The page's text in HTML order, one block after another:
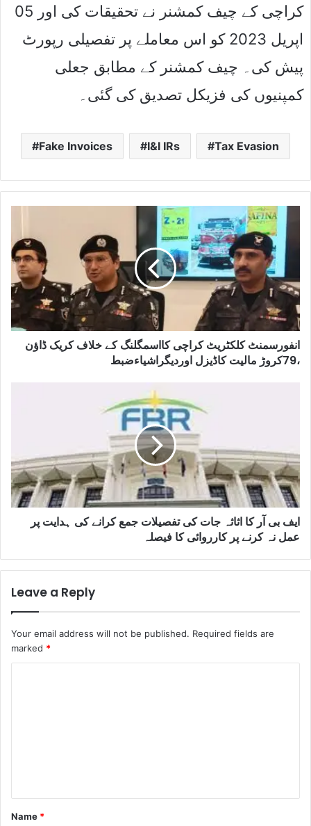
کراچی کے چیف کمشنر نے تحقیقات کی اور 05
اپریل 2023 کو اس معاملے پر تفصیلی رپورٹ
پیش کی۔ چیف کمشنر کے مطابق جعلی
کمپنیوں کی فزیکل تصدیق کی گئی۔
Fake Invoices I&I IRs Tax Evasion
انفورسمنٹ کلکٹریٹ کراچی کااسمگلنگ کے خلاف کریک ڈاﺅن
،79کروڑ مالیت کاڈیزل اوردیگراشیاءضبط
ایف بی آر کا اثاثہ جات کی تفصیلات جمع کرانے کی ہدایت پر
عمل نہ کرنے پر کارروائی کا فیصلہ
Leave a Reply
Your email address will not be published. Required fields are
marked *
t
*
Name *